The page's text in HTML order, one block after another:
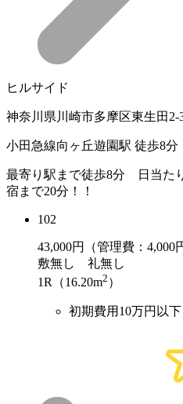
ヒルサイド
神奈川県川崎市多摩区東生田2-
小田急線向ヶ丘遊園駅 徒歩8分
最寄り駅まで徒歩8分 日当た
宿まで20分！！
102
43,000円（管理費：4,000
敷無し 礼無し
1R（16.20m2 ）
初期費用10万円以下